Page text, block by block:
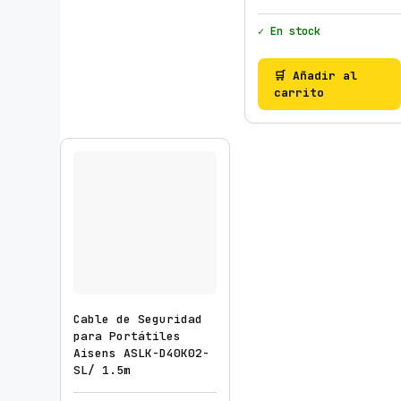
✓ En stock
🛒 Añadir al
carrito
Cable de Seguridad
para Portátiles
Aisens ASLK-D40K02-
SL/ 1.5m